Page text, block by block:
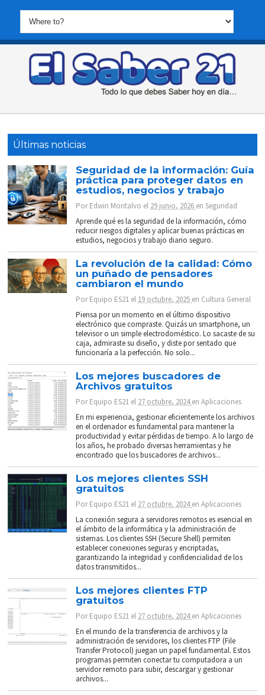
Últimas noticias
Seguridad de la información: Guía
práctica para proteger datos en
estudios, negocios y trabajo
PorEdwin Montalvo el 29 junio, 2026 enSeguridad
Aprende qué es la seguridad de la información, cómo
reducir riesgos digitales y aplicar buenas prácticas en
estudios, negocios y trabajo diario seguro.
La revolución de la calidad: Cómo
un puñado de pensadores
cambiaron el mundo
PorEquipo ES21 el 19 octubre, 2025 en Cultura General
Piensa por un momento en el último dispositivo
electrónico que compraste. Quizás un smartphone, un
televisor o un simple electrodoméstico. Lo sacaste de su
caja, admiraste su diseño, y diste por sentado que
funcionaría a la perfección. No solo...
Los mejores buscadores de
Archivos gratuitos
PorEquipo ES21 el 27 octubre, 2024enAplicaciones
En mi experiencia, gestionar eficientemente los archivos
en el ordenador es fundamental para mantener la
productividad y evitar pérdidas de tiempo. A lo largo de
los años, he probado diversas herramientas y he
encontrado que los buscadores de archivos...
Los mejores clientes SSH
gratuitos
PorEquipo ES21 el 27 octubre, 2024enAplicaciones
La conexión segura a servidores remotos es esencial en
el ámbito de la informática y la administración de
sistemas. Los clientes SSH (Secure Shell) permiten
establecer conexiones seguras y encriptadas,
garantizando la integridad y confidencialidad de los
datos transmitidos...
Los mejores clientes FTP
gratuitos
PorEquipo ES21 el 27 octubre, 2024enAplicaciones
En el mundo de la transferencia de archivos y la
administración de servidores, los clientes FTP (File
Transfer Protocol) juegan un papel fundamental. Estos
programas permiten conectar tu computadora a un
servidor remoto para subir, descargar y gestionar
archivos...